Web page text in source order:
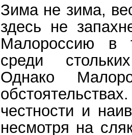
Зима не зима,
здесь не
Малороссию в
среди
Однако
честности и
несмотря на